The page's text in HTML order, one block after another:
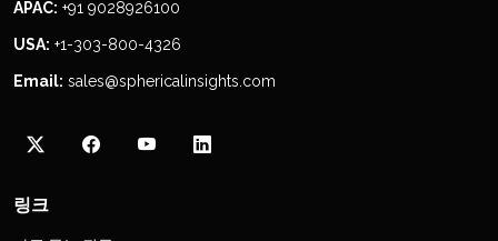
APAC: +91 9028926100
USA: +1-303-800-4326
Email: sales@sphericalinsights.com
링크